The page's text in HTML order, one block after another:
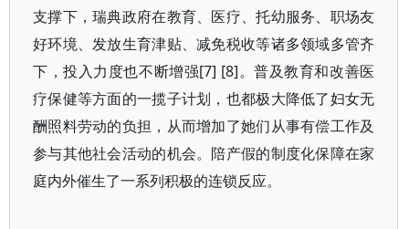
支撑下，瑞典政府在教育、医疗、托幼服务、职场友
好环境、发放生育津贴、减免税收等诸多领域多管齐
下，投入力度也不断增强[7] [8]。普及教育和改善医
疗保健等方面的一揽子计划，也都极大降低了妇女无
酬照料劳动的负担，从而增加了她们从事有偿工作及
参与其他社会活动的机会。陪产假的制度化保障在家
庭内外催生了一系列积极的连锁反应。